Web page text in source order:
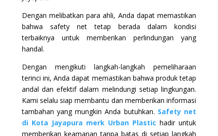
Dengan melibatkan para ahli, Anda dapat memastikan
bahwa safety net tetap berada dalam kondisi
terbaiknya untuk memberikan perlindungan yang
handal.
Dengan mengikuti langkah-langkah pemeliharaan
terinci ini, Anda dapat memastikan bahwa produk tetap
andal dan efektif dalam melindungi setiap lingkungan.
Kami selalu siap membantu dan memberikan informasi
tambahan yang mungkin Anda butuhkan. Safety net
di Kota Jayapura merk Urban Plastic hadir untuk
memberikan keamanan tanpa batas di setiap langkah